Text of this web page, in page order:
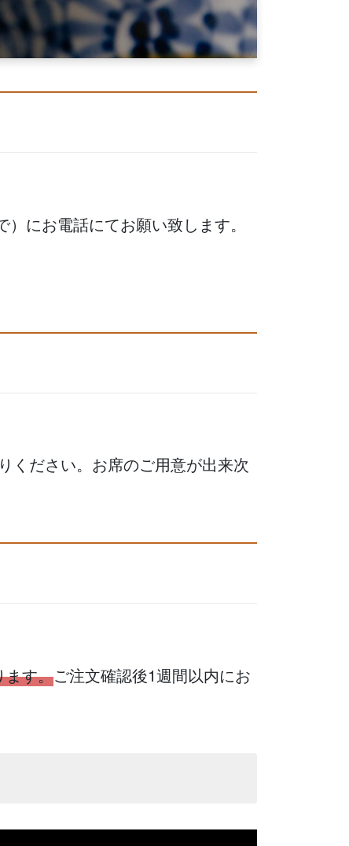
にお電話にてお願い致します。
ください。お席のご用意が出来次
ます。ご注文確認後1週間以内にお